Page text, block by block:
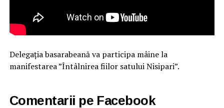
Delegația basarabeană va participa mâine la
manifestarea ”Întâlnirea fiilor satului Nisipari”.
Comentarii pe Facebook